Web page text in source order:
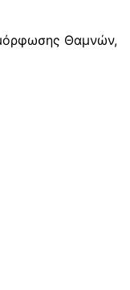
Θαμνών,